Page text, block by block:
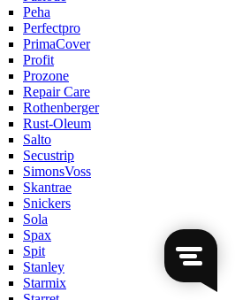
Peha
Perfectpro
PrimaCover
Profit
Prozone
Repair Care
Rothenberger
Rust-Oleum
Salto
Secustrip
SimonsVoss
Skantrae
Snickers
Sola
Spax
Spit
Stanley
Starmix